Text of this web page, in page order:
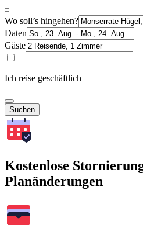
Wo soll’s hingehen?
Daten
Gäste
Ich reise geschäftlich
Suchen
Kostenlose
Planänderungen